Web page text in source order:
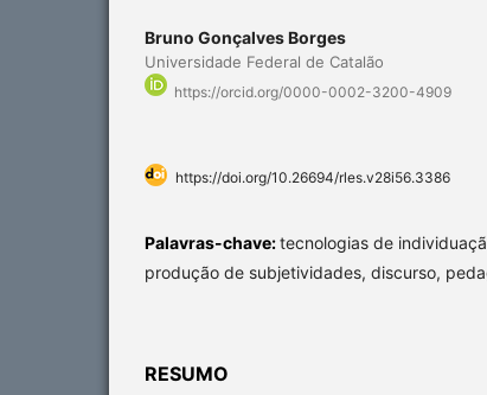
Bruno Gonçalves Borges
Universidade Federal de Catalão
https://orcid.org/0000-0002-3200-4909
https://doi.org/10.26694/rles.v28i56.3386
Palavras-chave:tecnologias de
produção de subjetividades, discurso,
RESUMO